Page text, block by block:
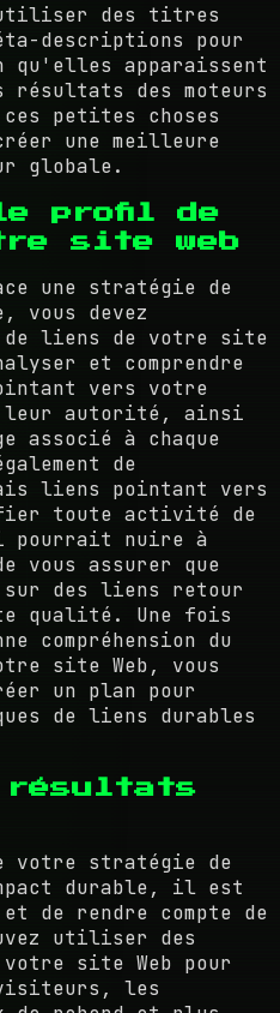
des titres
descriptions pour
qu'elles apparaissent
résultats des moteurs
petites choses
une meilleure
globale.
le profil de
site web
une stratégie de
vous devez
liens de votre site
et comprendre
vers votre
autorité, ainsi
associé à chaque
de
liens pointant vers
toute activité de
pourrait nuire à
vous assurer que
sur des liens retour
qualité. Une fois
compréhension du
site Web, vous
un plan pour
de liens durables
résultats
votre stratégie de
durable, il est
de rendre compte de
utiliser des
site Web pour
les